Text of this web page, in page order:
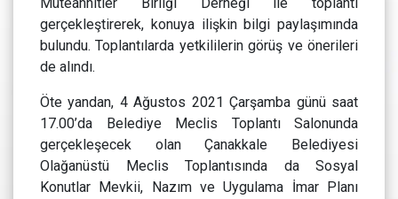
Müteahhitler Birliği Derneği ile toplantı
gerçekleştirerek, konuya ilişkin bilgi paylaşımında
bulundu. Toplantılarda yetkililerin görüş ve önerileri
de alındı.
Öte yandan, 4 Ağustos 2021 Çarşamba günü saat
17.00’da Belediye Meclis Toplantı Salonunda
gerçekleşecek olan Çanakkale Belediyesi
Olağanüstü Meclis Toplantısında da Sosyal
Konutlar Mevkii, Nazım ve Uygulama İmar Planı